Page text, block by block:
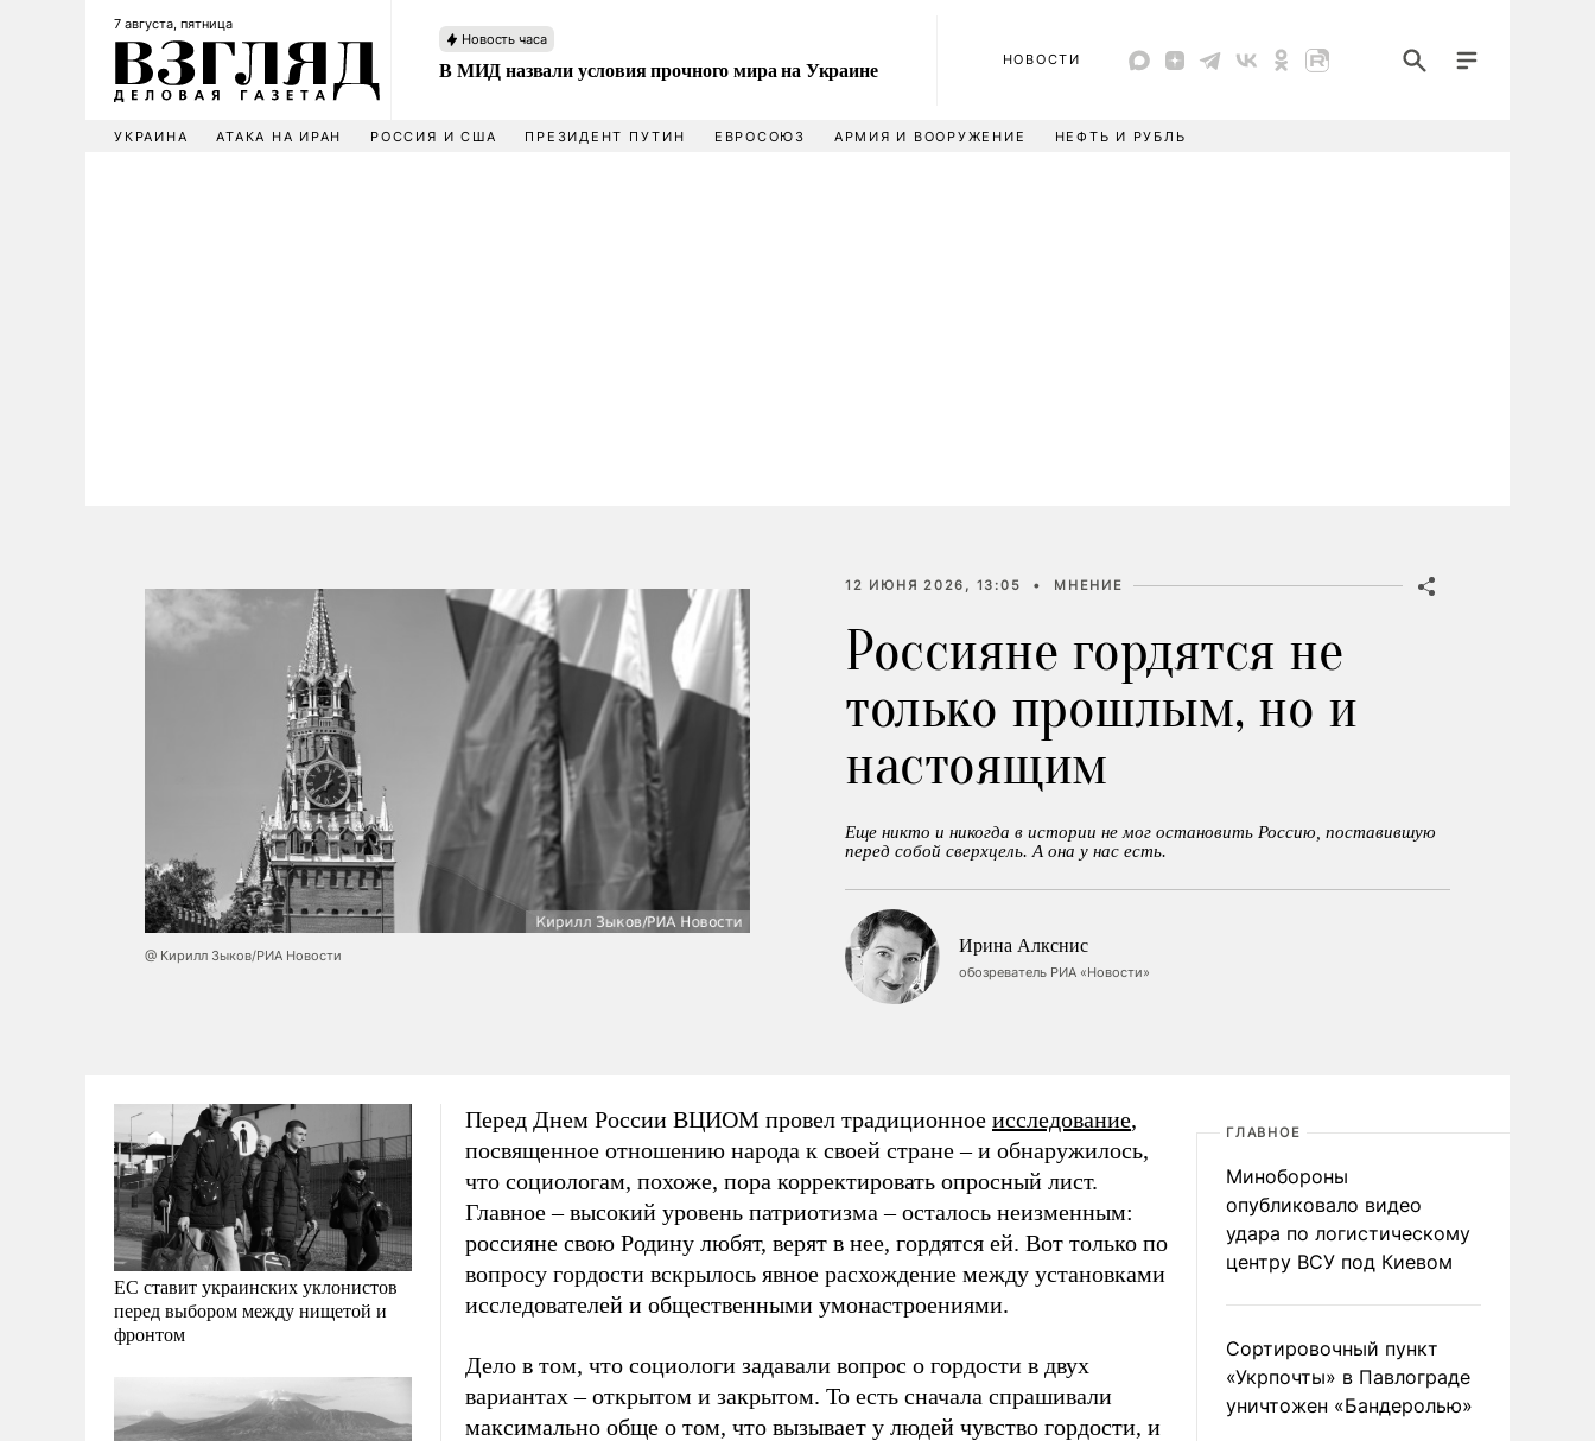
7 августа, пятница
Новость часа
В МИД назвали условия прочного мира на Украине НОВОСТИ
УКРАИНА АТАКА НА ИРАН РОССИЯ И США ПРЕЗИДЕНТ ПУТИН ЕВРОСОЮЗ АРМИЯ И ВООРУЖЕНИЕ НЕФТЬ И РУБЛЬ
@ Кирилл Зыков/РИА Новости
12 ИЮНЯ 2026, 13:05 • МНЕНИЕ
Россияне гордятся не
только прошлым, но и
настоящим
Еще никто и никогда в истории не мог остановить Россию, поставившую
перед собой сверхцель. А она у нас есть.
Ирина Алкснис
обозреватель РИА «Новости»
ЕС ставит украинских уклонистов
перед выбором между нищетой и
фронтом
Перед Днем России ВЦИОМ провел традиционное исследование,
посвященное отношению народа к своей стране – и обнаружилось,
что социологам, похоже, пора корректировать опросный лист.
Главное – высокий уровень патриотизма – осталось неизменным:
россияне свою Родину любят, верят в нее, гордятся ей. Вот только по
вопросу гордости вскрылось явное расхождение между установками
исследователей и общественными умонастроениями.
Дело в том, что социологи задавали вопрос о гордости в двух
вариантах – открытом и закрытом. То есть сначала спрашивали
максимально обще о том, что вызывает у людей чувство гордости, и
ГЛАВНОЕ
Минобороны
опубликовало видео
удара по логистическому
центру ВСУ под Киевом
Сортировочный пункт
«Укрпочты» в Павлограде
уничтожен «Бандеролью»